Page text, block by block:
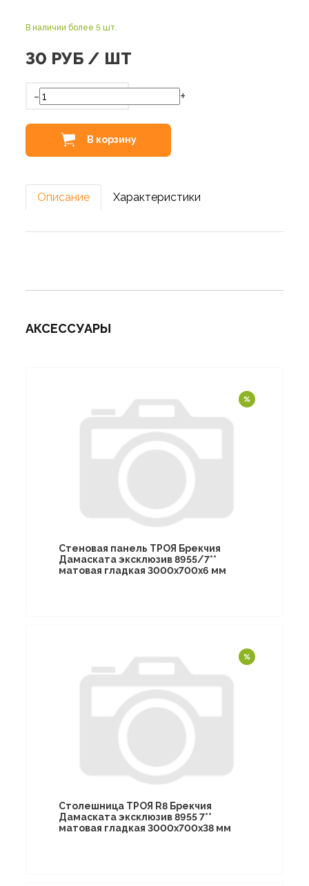
В наличии более 5 шт.
30 РУБ / ШТ
- +
В корзину
Описание Характеристики
АКСЕССУАРЫ
Стеновая панель ТРОЯ Брекчия
Дамаската эксклюзив 8955/7**
матовая гладкая 3000х700х6 мм
Столешница ТРОЯ R8 Брекчия
Дамаската эксклюзив 8955 7**
матовая гладкая 3000х700х38 мм